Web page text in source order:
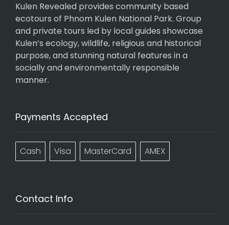
Kulen Revealed provides community based
ecotours of Phnom Kulen National Park. Group
and private tours led by local guides showcase
Kulen’s ecology, wildlife, religious and historical
purpose, and stunning natural features in a
socially and environmentally responsible
manner.
Payments Accepted
Cash Visa MasterCard AMEX
Contact Info